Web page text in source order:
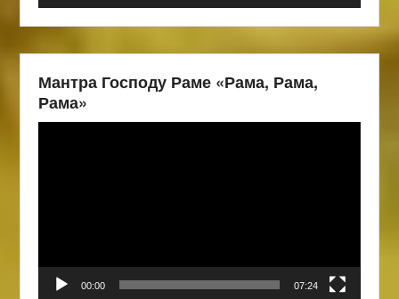
Мантра Господу Раме «Рама, Рама,
Рама»
00:00 07:24